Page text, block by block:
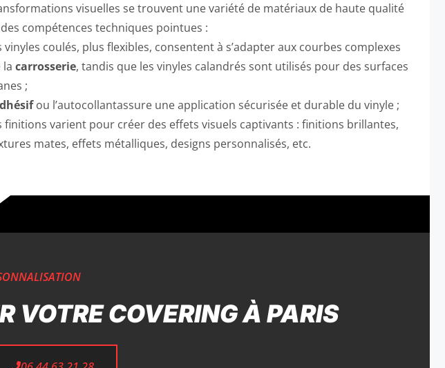
visuelles se trouvent une variété de matériaux de haute qualité
compétences techniques pointues :
vinyles coulés, plus flexibles, consentent à s’adapter aux courbes complexes
la carrosserie, tandis que les vinyles calandrés sont utilisés pour des surfaces
;
ou l’autocollantassure une application sécurisée et durable du vinyle ;
finitions varient pour créer des effets visuels captivants : finitions brillantes,
mates, effets métalliques, designs personnalisés, etc.
VOTRE COVERING À PARIS